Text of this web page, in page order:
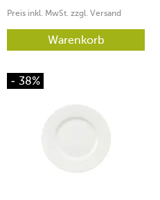
Preis inkl. MwSt. zzgl. Versand
Warenkorb
- 38%